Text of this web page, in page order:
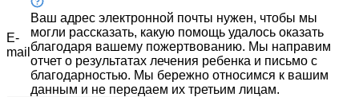
E-
mail
Ваш адрес электронной почты нужен, чтобы мы
могли рассказать, какую помощь удалось оказать
благодаря вашему пожертвованию. Мы направим
отчет о результатах лечения ребенка и письмо с
благодарностью. Мы бережно относимся к вашим
данным и не передаем их третьим лицам.